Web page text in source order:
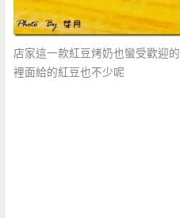
店家這一款紅豆烤奶也蠻受歡迎的
裡面給的紅豆也不少呢